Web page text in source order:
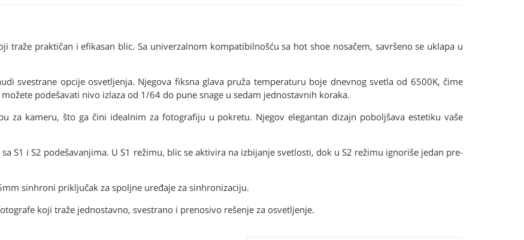
traže praktičan i efikasan blic. Sa univerzalnom kompatibilnošću sa hot shoe nosačem, savršeno se uklapa u
svestrane opcije osvetljenja. Njegova fiksna glava pruža temperaturu boje dnevnog svetla od 6500K, čime
podešavati nivo izlaza od 1/64 do pune snage u sedam jednostavnih koraka.
za kameru, što ga čini idealnim za fotografiju u pokretu. Njegov elegantan dizajn poboljšava estetiku vaše
S1 i S2 podešavanjima. U S1 režimu, blic se aktivira na izbijanje svetlosti, dok u S2 režimu ignoriše jedan pre-
sinhroni priključak za spoljne uređaje za sinhronizaciju.
koji traže jednostavno, svestrano i prenosivo rešenje za osvetljenje.